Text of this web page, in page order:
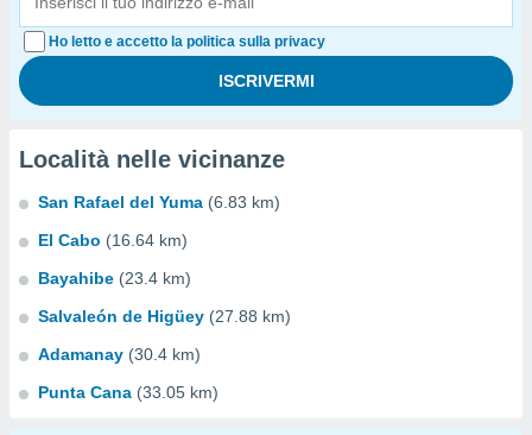
Ho letto e accetto la politica sulla privacy
Località nelle vicinanze
San Rafael del Yuma (6.83 km)
El Cabo (16.64 km)
Bayahibe (23.4 km)
Salvaleón de Higüey (27.88 km)
Adamanay (30.4 km)
Punta Cana (33.05 km)